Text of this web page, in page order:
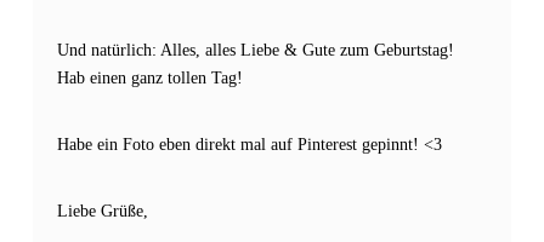
Und natürlich: Alles, alles Liebe & Gute zum Geburtstag!
Hab einen ganz tollen Tag!
Habe ein Foto eben direkt mal auf Pinterest gepinnt! <3
Liebe Grüße,